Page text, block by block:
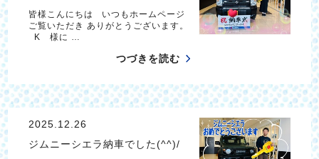
皆様こんにちは いつもホームページ
ご覧いただき ありがとうございます。
K 様に …
つづきを読む
2025.12.26
ジムニーシエラ納車でした(^^)/